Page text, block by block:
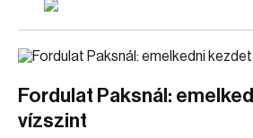
Fordulat Paksnál:
vízszint